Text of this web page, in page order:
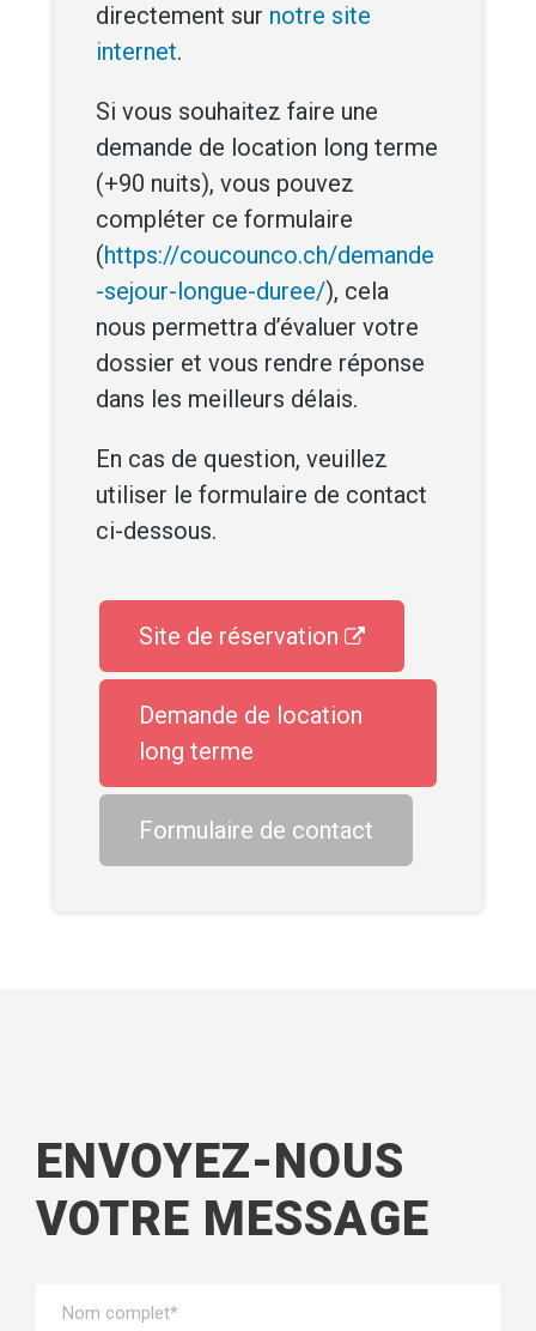
directement sur notre site
internet.
Si vous souhaitez faire une
demande de location long terme
(+90 nuits), vous pouvez
compléter ce formulaire
(https://coucounco.ch/demande
-sejour-longue-duree/), cela
nous permettra d’évaluer votre
dossier et vous rendre réponse
dans les meilleurs délais.
En cas de question, veuillez
utiliser le formulaire de contact
ci-dessous.
Site de réservation
Demande de location
long terme
Formulaire de contact
ENVOYEZ-NOUS
VOTRE MESSAGE